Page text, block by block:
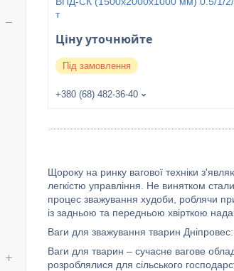
т
Ціну уточнюйте
Під замовлення
+380 (68) 482-36-40
Щороку на ринку вагової техніки
легкістю управління. Не винятком
процес зважування худоби, роблячи
із задньою та передньою хвірткою
Ваги для зважування тварин Дніпровес:
Ваги для тварин – сучасне вагове
розроблялися для сільського